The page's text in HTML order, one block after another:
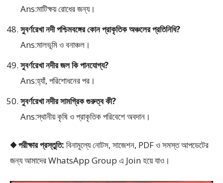
Ans:মাটিক্ষয় রোধের জন্য।
সুবর্ণরেখা নদী পশ্চিমবঙ্গের কোন প্রাকৃতিক অঞ্চলের প্রতিনিধি?
Ans:মালভূমি ও বনাঞ্চল।
সুবর্ণরেখা নদীর জল কি পানযোগ্য?
Ans:হ্যাঁ, পরিশোধনের পর।
সুবর্ণরেখা নদীর সামগ্রিক গুরুত্ব কী?
Ans:স্থানীয় কৃষি ও প্রাকৃতিক পরিবেশে অবদান।
◆ পরীক্ষার প্রস্তুতি: বিনামূল্যে নোটস, সাজেশন, PDF ও সমস্ত আপডেটের
জন্য আমাদের WhatsApp Group এ Join হয়ে যাও।